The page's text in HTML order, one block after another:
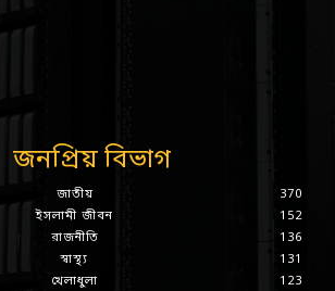
জনপ্রিয় বিভাগ
জাতীয়
370
ইসলামী জীবন
152
রাজনীতি
136
স্বাস্থ্য
131
খেলাধুলা
123